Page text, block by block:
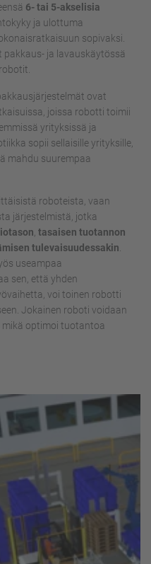
6- tai 5-akselisia
ja ulottuma
sopivaksi.
ja lavauskäytössä
ovat
joissa robotti toimii
yrityksissä ja
sopii sellaisille yrityksille,
mahdu suurempaa
roboteista, vaan
järjestelmistä, jotka
tasaisen tuotannon
tulevaisuudessakin
useampaa
sen, että yhden
voi toinen robotti
Jokainen roboti voidaan
optimoi tuotantoa